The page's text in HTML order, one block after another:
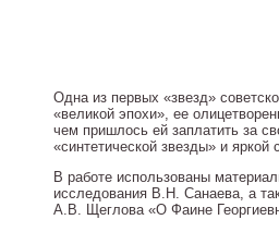
Одна из первых «звезд»
«великой эпохи», ее
чем пришлось ей заплатить за
«синтетической звезды» и
В работе использованы
исследования В.Н. Санаева, а
А.В. Щеглова «О Фаине